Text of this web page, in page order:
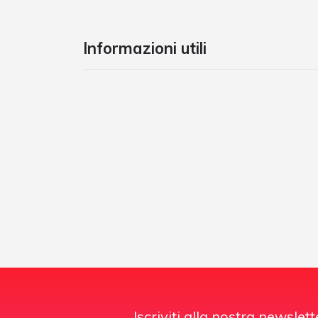
Informazioni utili